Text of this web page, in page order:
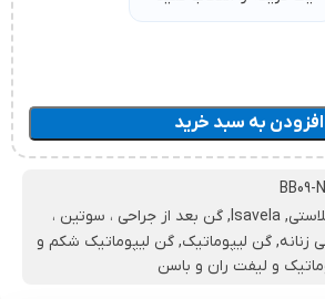
افزودن به سبد خرید
BB09-
,
Isavela
, گن بعد از جراحی ، سوتین ،
زنانه, گن لیپوماتیک, گن لیپوماتیک شکم و
و لیفت ران و باسن